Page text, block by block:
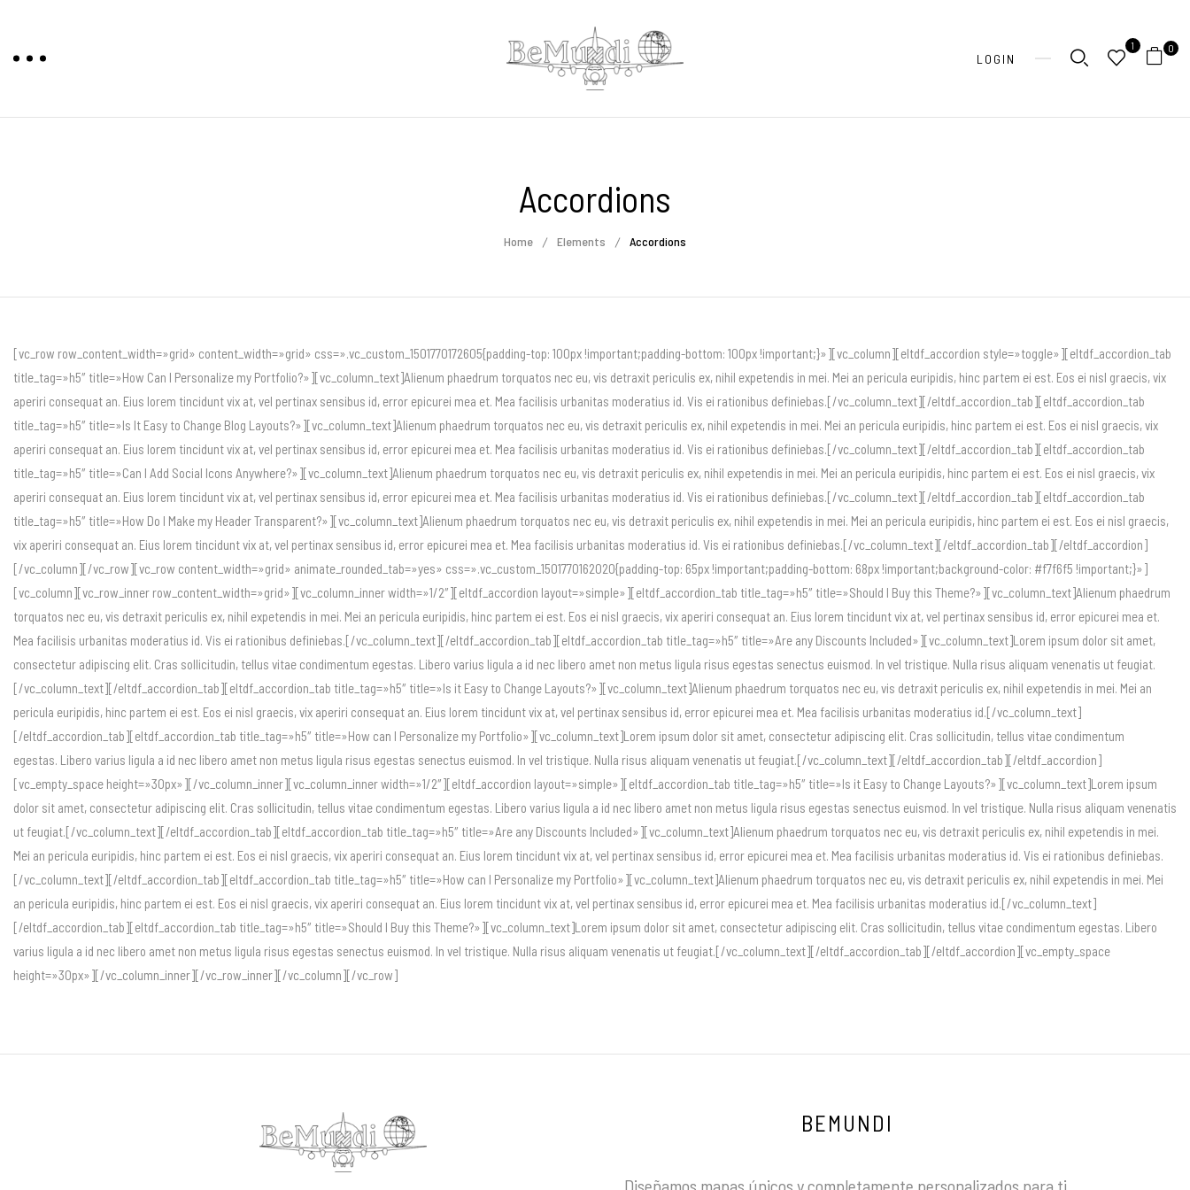
LOGIN
1 0
Accordions
Home Elements Accordions
[vc_row row_content_width=»grid» content_width=»grid» css=».vc_custom_1501770172605{padding-top: 100px !important;padding-bottom: 100px !important;}»][vc_column][eltdf_accordion style=»toggle»][eltdf_accordion_tab
title_tag=»h5″ title=»How Can I Personalize my Portfolio?»][vc_column_text]Alienum phaedrum torquatos nec eu, vis detraxit periculis ex, nihil expetendis in mei. Mei an pericula euripidis, hinc partem ei est. Eos ei nisl graecis, vix
aperiri consequat an. Eius lorem tincidunt vix at, vel pertinax sensibus id, error epicurei mea et. Mea facilisis urbanitas moderatius id. Vis ei rationibus definiebas.[/vc_column_text][/eltdf_accordion_tab][eltdf_accordion_tab
title_tag=»h5″ title=»Is It Easy to Change Blog Layouts?»][vc_column_text]Alienum phaedrum torquatos nec eu, vis detraxit periculis ex, nihil expetendis in mei. Mei an pericula euripidis, hinc partem ei est. Eos ei nisl graecis, vix
aperiri consequat an. Eius lorem tincidunt vix at, vel pertinax sensibus id, error epicurei mea et. Mea facilisis urbanitas moderatius id. Vis ei rationibus definiebas.[/vc_column_text][/eltdf_accordion_tab][eltdf_accordion_tab
title_tag=»h5″ title=»Can I Add Social Icons Anywhere?»][vc_column_text]Alienum phaedrum torquatos nec eu, vis detraxit periculis ex, nihil expetendis in mei. Mei an pericula euripidis, hinc partem ei est. Eos ei nisl graecis, vix
aperiri consequat an. Eius lorem tincidunt vix at, vel pertinax sensibus id, error epicurei mea et. Mea facilisis urbanitas moderatius id. Vis ei rationibus definiebas.[/vc_column_text][/eltdf_accordion_tab][eltdf_accordion_tab
title_tag=»h5″ title=»How Do I Make my Header Transparent?»][vc_column_text]Alienum phaedrum torquatos nec eu, vis detraxit periculis ex, nihil expetendis in mei. Mei an pericula euripidis, hinc partem ei est. Eos ei nisl graecis,
vix aperiri consequat an. Eius lorem tincidunt vix at, vel pertinax sensibus id, error epicurei mea et. Mea facilisis urbanitas moderatius id. Vis ei rationibus definiebas.[/vc_column_text][/eltdf_accordion_tab][/eltdf_accordion]
[/vc_column][/vc_row][vc_row content_width=»grid» animate_rounded_tab=»yes» css=».vc_custom_1501770162020{padding-top: 65px !important;padding-bottom: 68px !important;background-color: #f7f6f5 !important;}»]
[vc_column][vc_row_inner row_content_width=»grid»][vc_column_inner width=»1/2″][eltdf_accordion layout=»simple»][eltdf_accordion_tab title_tag=»h5″ title=»Should I Buy this Theme?»][vc_column_text]Alienum phaedrum
torquatos nec eu, vis detraxit periculis ex, nihil expetendis in mei. Mei an pericula euripidis, hinc partem ei est. Eos ei nisl graecis, vix aperiri consequat an. Eius lorem tincidunt vix at, vel pertinax sensibus id, error epicurei mea et.
Mea facilisis urbanitas moderatius id. Vis ei rationibus definiebas.[/vc_column_text][/eltdf_accordion_tab][eltdf_accordion_tab title_tag=»h5″ title=»Are any Discounts Included»][vc_column_text]Lorem ipsum dolor sit amet,
consectetur adipiscing elit. Cras sollicitudin, tellus vitae condimentum egestas. Libero varius ligula a id nec libero amet non metus ligula risus egestas senectus euismod. In vel tristique. Nulla risus aliquam venenatis ut feugiat.
[/vc_column_text][/eltdf_accordion_tab][eltdf_accordion_tab title_tag=»h5″ title=»Is it Easy to Change Layouts?»][vc_column_text]Alienum phaedrum torquatos nec eu, vis detraxit periculis ex, nihil expetendis in mei. Mei an
pericula euripidis, hinc partem ei est. Eos ei nisl graecis, vix aperiri consequat an. Eius lorem tincidunt vix at, vel pertinax sensibus id, error epicurei mea et. Mea facilisis urbanitas moderatius id.[/vc_column_text]
[/eltdf_accordion_tab][eltdf_accordion_tab title_tag=»h5″ title=»How can I Personalize my Portfolio»][vc_column_text]Lorem ipsum dolor sit amet, consectetur adipiscing elit. Cras sollicitudin, tellus vitae condimentum
egestas. Libero varius ligula a id nec libero amet non metus ligula risus egestas senectus euismod. In vel tristique. Nulla risus aliquam venenatis ut feugiat.[/vc_column_text][/eltdf_accordion_tab][/eltdf_accordion]
[vc_empty_space height=»30px»][/vc_column_inner][vc_column_inner width=»1/2″][eltdf_accordion layout=»simple»][eltdf_accordion_tab title_tag=»h5″ title=»Is it Easy to Change Layouts?»][vc_column_text]Lorem ipsum
dolor sit amet, consectetur adipiscing elit. Cras sollicitudin, tellus vitae condimentum egestas. Libero varius ligula a id nec libero amet non metus ligula risus egestas senectus euismod. In vel tristique. Nulla risus aliquam venenatis
ut feugiat.[/vc_column_text][/eltdf_accordion_tab][eltdf_accordion_tab title_tag=»h5″ title=»Are any Discounts Included»][vc_column_text]Alienum phaedrum torquatos nec eu, vis detraxit periculis ex, nihil expetendis in mei.
Mei an pericula euripidis, hinc partem ei est. Eos ei nisl graecis, vix aperiri consequat an. Eius lorem tincidunt vix at, vel pertinax sensibus id, error epicurei mea et. Mea facilisis urbanitas moderatius id. Vis ei rationibus definiebas.
[/vc_column_text][/eltdf_accordion_tab][eltdf_accordion_tab title_tag=»h5″ title=»How can I Personalize my Portfolio»][vc_column_text]Alienum phaedrum torquatos nec eu, vis detraxit periculis ex, nihil expetendis in mei. Mei
an pericula euripidis, hinc partem ei est. Eos ei nisl graecis, vix aperiri consequat an. Eius lorem tincidunt vix at, vel pertinax sensibus id, error epicurei mea et. Mea facilisis urbanitas moderatius id.[/vc_column_text]
[/eltdf_accordion_tab][eltdf_accordion_tab title_tag=»h5″ title=»Should I Buy this Theme?»][vc_column_text]Lorem ipsum dolor sit amet, consectetur adipiscing elit. Cras sollicitudin, tellus vitae condimentum egestas. Libero
varius ligula a id nec libero amet non metus ligula risus egestas senectus euismod. In vel tristique. Nulla risus aliquam venenatis ut feugiat.[/vc_column_text][/eltdf_accordion_tab][/eltdf_accordion][vc_empty_space
height=»30px»][/vc_column_inner][/vc_row_inner][/vc_column][/vc_row]
BEMUNDI
Diseñamos mapas únicos y completamente personalizados para ti.